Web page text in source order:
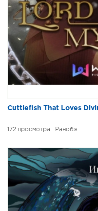
Cuttlefish That Loves
172 Ранобэ